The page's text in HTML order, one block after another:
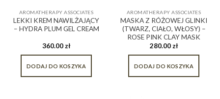
AROMATHERAPY ASSOCIATES
LEKKI KREM NAWILŻAJĄCY
– HYDRA PLUM GEL CREAM
360.00zł
DODAJ DO KOSZYKA
AROMATHERAPY ASSOCIATES
MASKA Z RÓŻOWEJ GLINKI
(TWARZ, CIAŁO, WŁOSY) –
ROSE PINK CLAY MASK
280.00zł
DODAJ DO KOSZYKA